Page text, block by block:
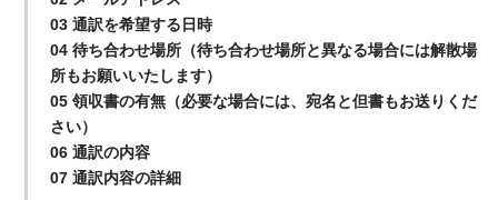
03 通訳を希望する日時
04 待ち合わせ場所（待ち合わせ場所と異なる場合には解散場
所もお願いいたします）
05 領収書の有無（必要な場合には、宛名と但書もお送りくだ
さい）
06 通訳の内容
07 通訳内容の詳細